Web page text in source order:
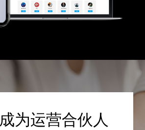
为运营合伙人